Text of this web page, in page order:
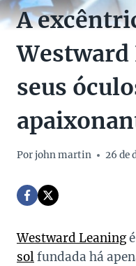
A
Westward
seus
Porjohn martin 26 de
Westward Leaning
solfundada há